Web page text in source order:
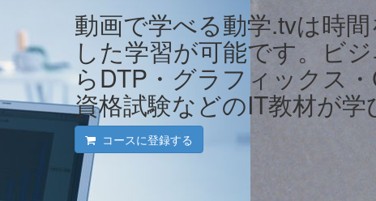
動画で学べる動学.tvは時
した学習が可能です。ビ
らDTP・グラフィックス
資格試験などのIT教材が学
コースに登録する